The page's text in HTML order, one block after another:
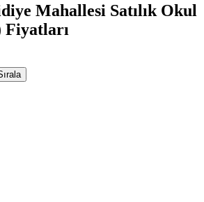
Mahallesi Satılık Okul
Fiyatları